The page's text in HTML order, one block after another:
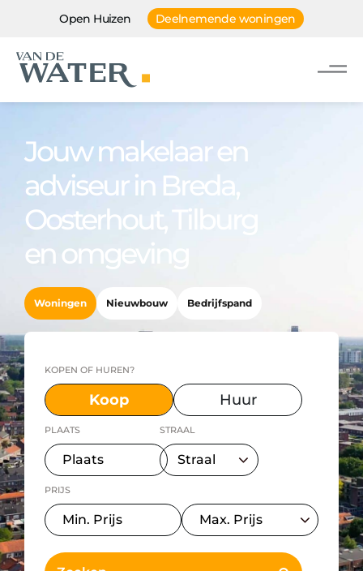
Open Huizen Deelnemende woningen
Jouw makelaar en
adviseur in Breda,
Oosterhout, Tilburg
en omgeving
Woningen Nieuwbouw Bedrijfspand
KOPEN OF HUREN?
Koop Huur
PLAATS STRAAL
PRIJS